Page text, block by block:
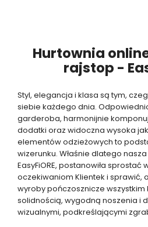
Hurtownia
rajstop -
Styl, elegancja i klasa są tym,
siebie każdego dnia.
garderoba, harmonijnie
dodatki oraz widoczna wysoka
elementów odzieżowych to
wizerunku. Właśnie dlatego
EasyFiORE, postanowiła sprostać
oczekiwaniom Klientek i sprawić,
wyroby pończosznicze wszystkim
solidnością, wygodną noszenia i
wizualnymi, podkreślającymi